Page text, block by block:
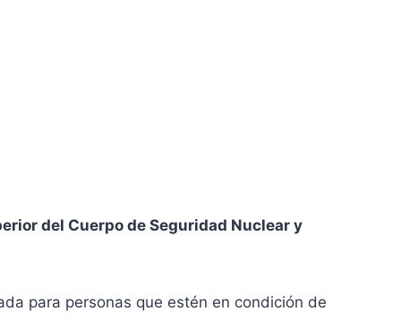
del Cuerpo de Seguridad Nuclear y
para personas que estén en condición de